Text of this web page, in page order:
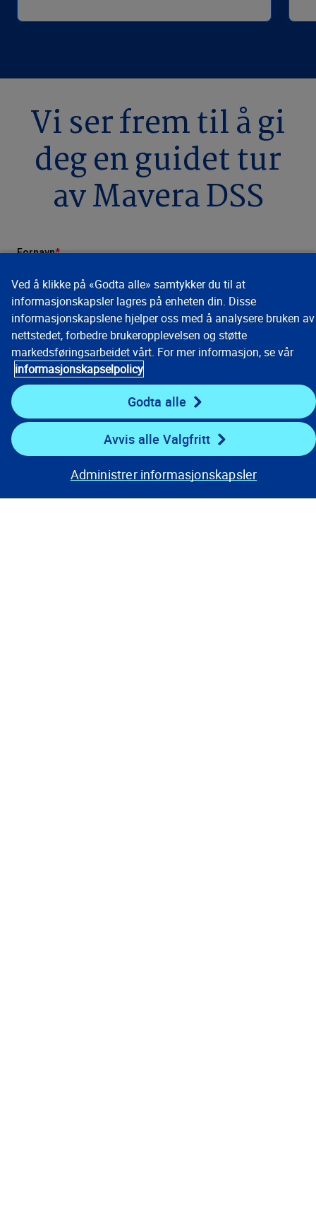
Vi ser frem til å gi
deg en guidet tur
av Mavera DSS
Ved å klikke på «Godta alle» samtykker du til at
informasjonskapsler lagres på enheten din. Disse
informasjonskapslene hjelper oss med å analysere bruken av
nettstedet, forbedre brukeropplevelsen og støtte
markedsføringsarbeidet vårt. For mer informasjon, se vår
informasjonskapselpolicy
Godta alle
Avvis alle Valgfritt
Administrer informasjonskapsler